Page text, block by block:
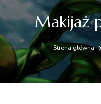
Makijaż
Strona główna